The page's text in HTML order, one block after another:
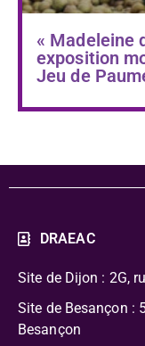
« Madeleine
exposition
Jeu de
DRAEAC
Site de Dijon : 2G,
Site de Besançon :
Besançon